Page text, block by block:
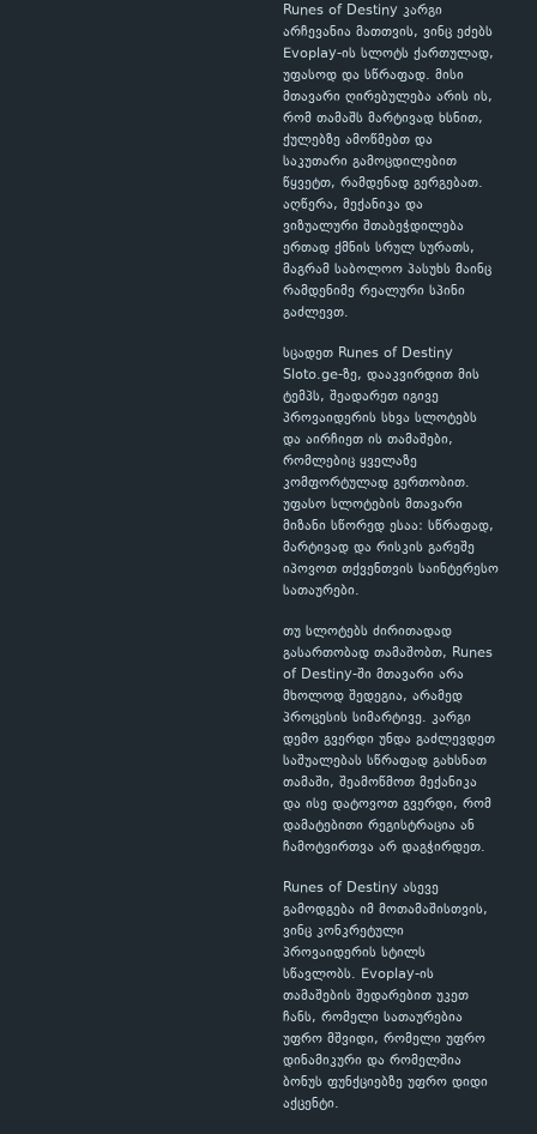
Runes of Destiny კარგი
არჩევანია მათთვის, ვინც ეძებს
Evoplay-ის სლოტს ქართულად,
უფასოდ და სწრაფად. მისი
მთავარი ღირებულება არის ის,
რომ თამაშს მარტივად ხსნით,
ქულებზე ამოწმებთ და
საკუთარი გამოცდილებით
წყვეტთ, რამდენად გერგებათ.
აღწერა, მექანიკა და
ვიზუალური შთაბეჭდილება
ერთად ქმნის სრულ სურათს,
მაგრამ საბოლოო პასუხს მაინც
რამდენიმე რეალური სპინი
გაძლევთ.
სცადეთ Runes of Destiny
Sloto.ge-ზე, დააკვირდით მის
ტემპს, შეადარეთ იგივე
პროვაიდერის სხვა სლოტებს
და აირჩიეთ ის თამაშები,
რომლებიც ყველაზე
კომფორტულად გერთობით.
უფასო სლოტების მთავარი
მიზანი სწორედ ესაა: სწრაფად,
მარტივად და რისკის გარეშე
იპოვოთ თქვენთვის საინტერესო
სათაურები.
თუ სლოტებს ძირითადად
გასართობად თამაშობთ, Runes
of Destiny-ში მთავარი არა
მხოლოდ შედეგია, არამედ
პროცესის სიმარტივე. კარგი
დემო გვერდი უნდა გაძლევდეთ
საშუალებას სწრაფად გახსნათ
თამაში, შეამოწმოთ მექანიკა
და ისე დატოვოთ გვერდი, რომ
დამატებითი რეგისტრაცია ან
ჩამოტვირთვა არ დაგჭირდეთ.
Runes of Destiny ასევე
გამოდგება იმ მოთამაშისთვის,
ვინც კონკრეტული
პროვაიდერის სტილს
სწავლობს. Evoplay-ის
თამაშების შედარებით უკეთ
ჩანს, რომელი სათაურებია
უფრო მშვიდი, რომელი უფრო
დინამიკური და რომელშია
ბონუს ფუნქციებზე უფრო დიდი
აქცენტი.